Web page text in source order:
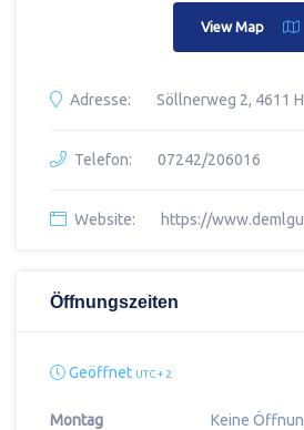
View Map
Adresse: Söllnerweg 2, 4611
Telefon: 07242/206016
Website: https://
Öffnungszeiten
Geöffnet UTC + 2
Montag Keine